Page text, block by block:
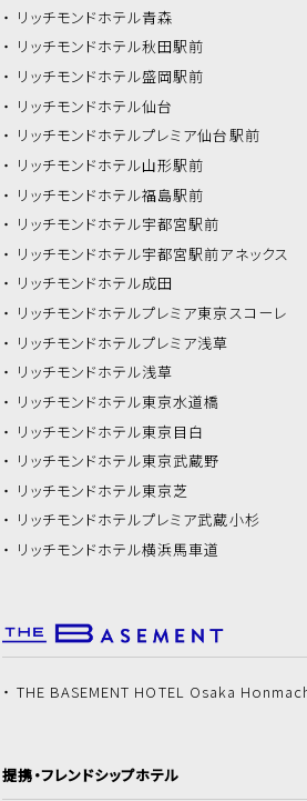
リッチモンドホテル青森
リッチモンドホテル秋田駅前
リッチモンドホテル盛岡駅前
リッチモンドホテル仙台
リッチモンドホテルプレミア仙台駅前
リッチモンドホテル山形駅前
リッチモンドホテル福島駅前
リッチモンドホテル宇都宮駅前
リッチモンドホテル宇都宮駅前アネックス
リッチモンドホテル成田
リッチモンドホテルプレミア東京スコーレ
リッチモンドホテルプレミア浅草
リッチモンドホテル浅草
リッチモンドホテル東京水道橋
リッチモンドホテル東京目白
リッチモンドホテル東京武蔵野
リッチモンドホテル東京芝
リッチモンドホテルプレミア武蔵小杉
リッチモンドホテル横浜馬車道
THE BASEMENT HOTEL Osaka
提携・フレンドシップホテル